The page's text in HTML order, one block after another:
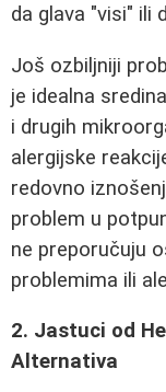
da glava "visi" ili
Još ozbiljniji
je idealna
i drugih
alergijske
redovno
problem u
ne preporučuju
problemima ili
2. Jastuci od
Alternativa